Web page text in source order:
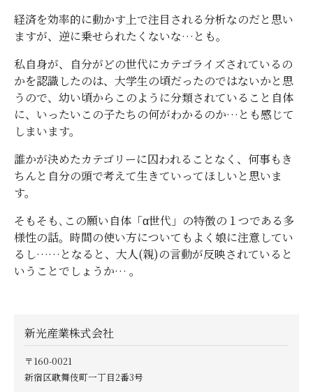
経済を効率的に動かす上で注目される分析なのだと思い
ますが、逆に乗せられたくないな…とも。
私自身が、自分がどの世代にカテゴライズされているの
かを認識したのは、大学生の頃だったのではないかと思
うので、幼い頃からこのように分類されていること自体
に、いったいこの子たちの何がわかるのか…とも感じて
しまいます。
誰かが決めたカテゴリーに囚われることなく、何事もき
ちんと自分の頭で考えて生きていってほしいと思いま
す。
そもそも､この願い自体「α世代」の特徴の１つである多
様性の話。時間の使い方についてもよく娘に注意してい
るし……となると、大人(親)の言動が反映されていると
いうことでしょうか… 。
新光産業株式会社
〒160-0021
新宿区歌舞伎町一丁目2番3号